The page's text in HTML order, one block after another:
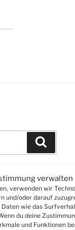
verwalten
verwenden wir
und/oder darauf
wie das
du deine
und Funktionen